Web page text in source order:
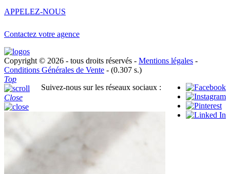
APPELEZ-NOUS
Contactez votre agence
Copyright © 2026 - tous droits réservés - Mentions légales -
Conditions Générales de Vente - (0.307 s.)
Suivez-nous sur les réseaux sociaux :
Top
Close